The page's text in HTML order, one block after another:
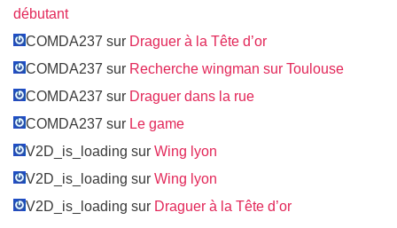
débutant
COMDA237 sur Draguer à la Tête d’or
COMDA237 sur Recherche wingman sur Toulouse
COMDA237 sur Draguer dans la rue
COMDA237 sur Le game
V2D_is_loading sur Wing lyon
V2D_is_loading sur Wing lyon
V2D_is_loading sur Draguer à la Tête d’or